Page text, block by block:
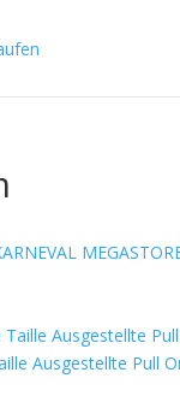
Ausgestellte Pull